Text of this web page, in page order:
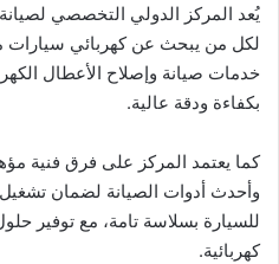
يُعد المركز الدولي التخصصي
لكل من يبحث عن كهربائي
خدمات صيانة وإصلاح الأعطال
بكفاءة ودقة عالية.
كما يعتمد المركز على فرق فنية
وأحدث أدوات الصيانة لضمان تشغيل
للسيارة بسلاسة تامة، مع توفير
كهربائية.